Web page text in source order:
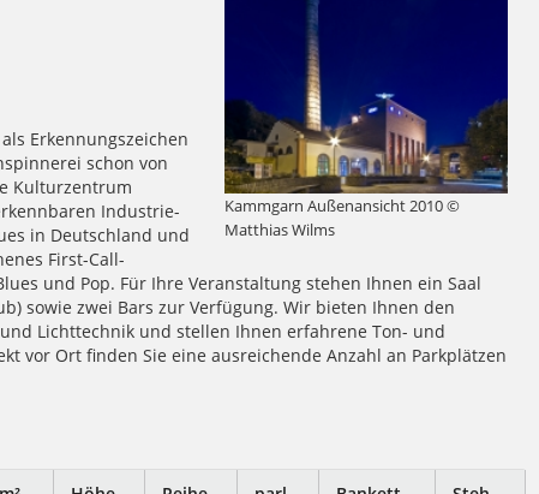
Kammgarn Außenansicht 2010 ©
Matthias Wilms
Erkennungszeichen
schon von
Kulturzentrum
Industrie-
in Deutschland und
First-Call-
und Pop. Für Ihre Veranstaltung stehen Ihnen ein Saal
sowie zwei Bars zur Verfügung. Wir bieten Ihnen den
Lichttechnik und stellen Ihnen erfahrene Ton- und
vor Ort finden Sie eine ausreichende Anzahl an Parkplätzen